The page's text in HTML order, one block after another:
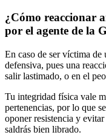
¿Cómo reaccionar
por el agente de la
En caso de ser víctima de
defensiva, pues una
salir lastimado, o en el
Tu integridad física vale
pertenencias, por lo que
oponer resistencia y
saldrás bien librado.